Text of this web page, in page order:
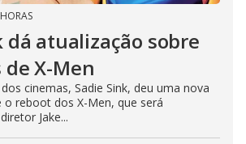
dá atualização sobre
X-Men
cinemas, Sadie Sink, deu uma nova
o reboot dos X-Men, que será
Jake...